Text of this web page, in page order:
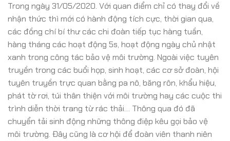
Trong ngày 31/05/2020. Với quan điểm chỉ có thay đổi về
nhận thức thì mới có hành động tích cực, thời gian qua,
các đồng chí bí thư các chi đoàn tiếp tục hàng tuần,
hàng tháng các hoạt động 5s, hoạt động ngày chủ nhật
xanh trong công tác bảo vệ môi trường. Ngoài việc tuyên
truyền trong các buổi họp, sinh hoạt, các cơ sở đoàn, hội
tuyên truyền trực quan bằng pa nô, băng rôn, khẩu hiệu,
phát tờ rơi, túi thân thiện với môi trường hay các cuộc thi
trình diễn thời trang từ rác thải… Thông qua đó đã
chuyển tải sinh động những thông điệp kêu gọi bảo vệ
môi trường. Đây cũng là cơ hội để đoàn viên thanh niên